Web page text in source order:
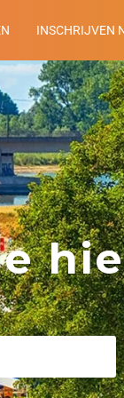
INSCHRIJVEN